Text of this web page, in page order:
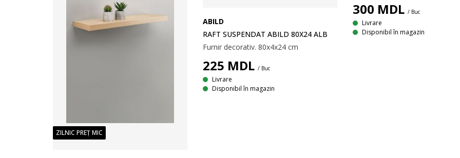
ZILNIC PREȚ MIC
ABILD
RAFT SUSPENDAT ABILD 80X24 ALB
Furnir decorativ. 80x4x24 cm
225 MDL / Buc
Livrare
Disponibil în magazin
300 MDL / Buc
Livrare
Disponibil în magazin